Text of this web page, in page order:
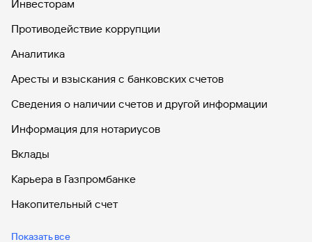
Инвесторам
Противодействие коррупции
Аналитика
Аресты и взыскания с банковских счетов
Сведения о наличии счетов и другой информации
Информация для нотариусов
Вклады
Карьера в Газпромбанке
Накопительный счет
Показать все